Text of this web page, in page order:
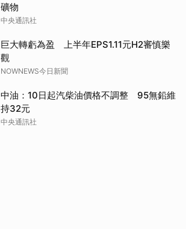
礦物
中央通訊社
巨大轉虧為盈 上半年EPS1.11元H2審慎樂
觀
NOWNEWS今日新聞
中油：10日起汽柴油價格不調整 95無鉛維
持32元
中央通訊社